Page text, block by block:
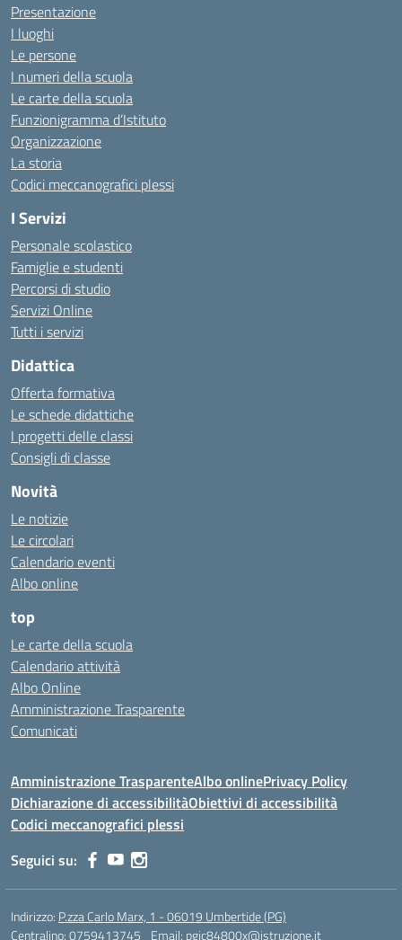
Presentazione
I luoghi
Le persone
I numeri della scuola
Le carte della scuola
Funzionigramma d’Istituto
Organizzazione
La storia
Codici meccanografici plessi
I Servizi
Personale scolastico
Famiglie e studenti
Percorsi di studio
Servizi Online
Tutti i servizi
Didattica
Offerta formativa
Le schede didattiche
I progetti delle classi
Consigli di classe
Novità
Le notizie
Le circolari
Calendario eventi
Albo online
top
Le carte della scuola
Calendario attività
Albo Online
Amministrazione Trasparente
Comunicati
Amministrazione TrasparenteAlbo onlinePrivacy Policy
Dichiarazione di accessibilitàObiettivi di accessibilità
Codici meccanografici plessi
Seguici su:
Indirizzo: P.zza Carlo Marx, 1 - 06019 Umbertide (PG)
Centralino:0759413745 Email: pgic84800x@istruzione.it